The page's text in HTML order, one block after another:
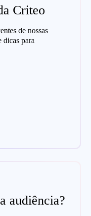
Criteo
de nossas
dicas para
audiência?